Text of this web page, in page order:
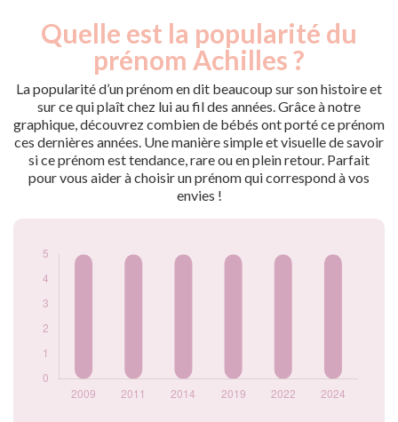
Quelle est la popularité du
prénom Achilles ?
La popularité d’un prénom en dit beaucoup sur son histoire et
sur ce qui plaît chez lui au fil des années. Grâce à notre
graphique, découvrez combien de bébés ont porté ce prénom
ces dernières années. Une manière simple et visuelle de savoir
si ce prénom est tendance, rare ou en plein retour. Parfait
pour vous aider à choisir un prénom qui correspond à vos
envies !
Année
Nouveaux-
nés
2011
5
2014
5
2019
5
2022
5
2024
5